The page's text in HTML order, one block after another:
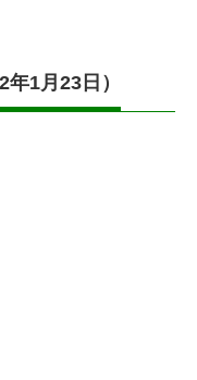
1月23日）